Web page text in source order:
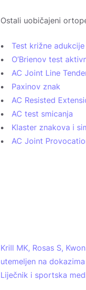
Ostali uobičajeni
Test križne adukcije
O’Brienov test
AC Joint Line
Paxinov znak
AC Resisted
AC test smicanja
Klaster znakova i
AC Joint
Krill MK, Rosas S,
utemeljen na
Liječnik i sportska